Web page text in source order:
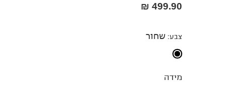
499.90 ₪
צבע: שחור
מידה